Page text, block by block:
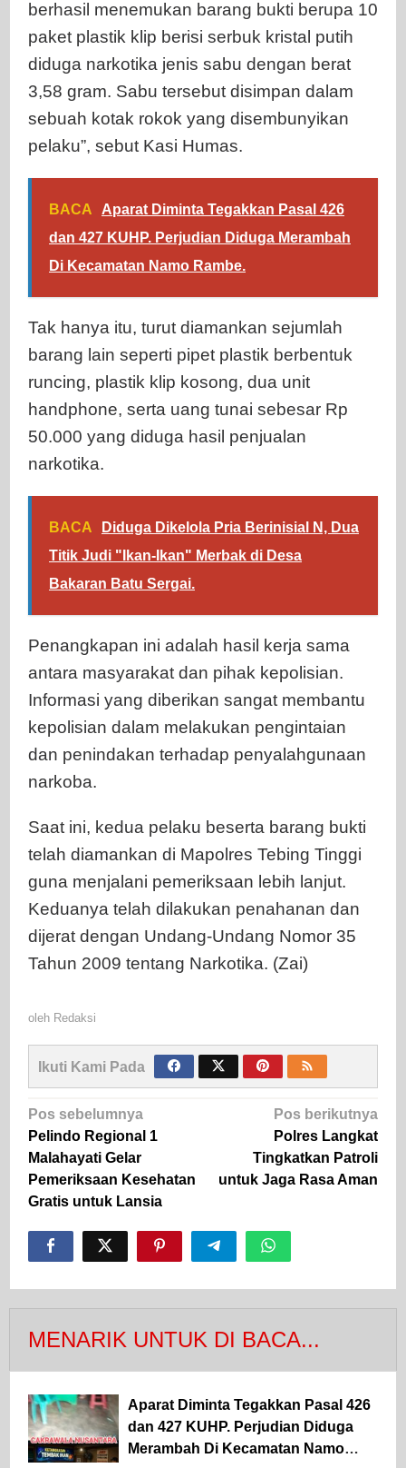
berhasil menemukan barang bukti berupa 10
paket plastik klip berisi serbuk kristal putih
diduga narkotika jenis sabu dengan berat
3,58 gram. Sabu tersebut disimpan dalam
sebuah kotak rokok yang disembunyikan
pelaku”, sebut Kasi Humas.
BACA
Aparat Diminta Tegakkan Pasal 426
dan 427 KUHP. Perjudian Diduga Merambah
Di Kecamatan Namo Rambe.
Tak hanya itu, turut diamankan sejumlah
barang lain seperti pipet plastik berbentuk
runcing, plastik klip kosong, dua unit
handphone, serta uang tunai sebesar Rp
50.000 yang diduga hasil penjualan
narkotika.
BACA
Diduga Dikelola Pria Berinisial N, Dua
Titik Judi "Ikan-Ikan" Merbak di Desa
Bakaran Batu Sergai.
Penangkapan ini adalah hasil kerja sama
antara masyarakat dan pihak kepolisian.
Informasi yang diberikan sangat membantu
kepolisian dalam melakukan pengintaian
dan penindakan terhadap penyalahgunaan
narkoba.
Saat ini, kedua pelaku beserta barang bukti
telah diamankan di Mapolres Tebing Tinggi
guna menjalani pemeriksaan lebih lanjut.
Keduanya telah dilakukan penahanan dan
dijerat dengan Undang-Undang Nomor 35
Tahun 2009 tentang Narkotika. (Zai)
oleh Redaksi
Ikuti Kami Pada
Navigasi
pos
Pos sebelumnya
Pelindo Regional 1
Malahayati Gelar
Pemeriksaan Kesehatan
Gratis untuk Lansia
Pos berikutnya
Polres Langkat
Tingkatkan Patroli
untuk Jaga Rasa Aman
MENARIK UNTUK DI BACA...
Aparat Diminta Tegakkan Pasal 426
dan 427 KUHP. Perjudian Diduga
Merambah Di Kecamatan Namo